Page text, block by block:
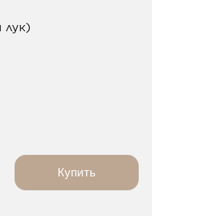
лук)
Купить